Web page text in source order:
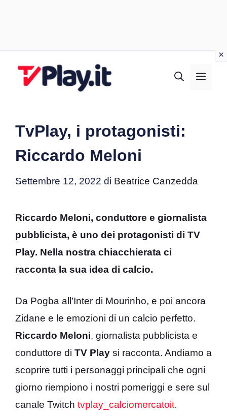
TvPlay, i protagonisti:
Riccardo Meloni
Settembre 12, 2022 di Beatrice Canzedda
Riccardo Meloni, conduttore e giornalista
pubblicista, è uno dei protagonisti di TV
Play. Nella nostra chiacchierata ci
racconta la sua idea di calcio.
Da Pogba all’Inter di Mourinho, e poi ancora
Zidane e le emozioni di un calcio perfetto.
Riccardo Meloni, giornalista pubblicista e
conduttore di TV Play si racconta. Andiamo a
scoprire tutti i personaggi principali che ogni
giorno riempiono i nostri pomeriggi e sere sul
canale Twitch tvplay_calciomercatoit.